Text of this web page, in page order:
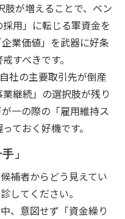
肢が増えることで、ベン
用」に転じる軍資金を
業価値」を武器に好条
すべきです。
自社の主要取引先が倒産
継続」の選択肢が残り
一の際の「雇用維持ス
ておく好機です。
」
補者からどう見えてい
してください。
、意図せず「資金繰り